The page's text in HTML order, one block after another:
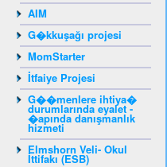
AIM
G�kkuşağı projesi
MomStarter
İtfaiye Projesi
G��menlere ihtiya�
durumlarında eyalet -
�apında danışmanlık
hizmeti
Elmshorn Veli- Okul
İttifakı (ESB)